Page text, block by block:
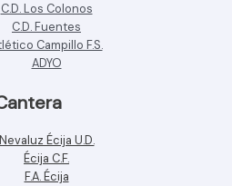
C.D. Los Colonos
C.D. Fuentes
Campillo F.S.
ADYO
Nevaluz Écija U.D.
Écija C.F.
F.A. Écija